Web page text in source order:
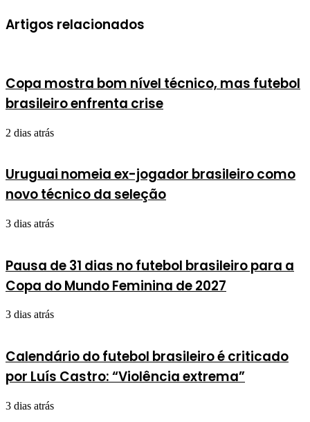
Artigos relacionados
Copa mostra bom nível técnico, mas futebol
brasileiro enfrenta crise
2 dias atrás
Uruguai nomeia ex-jogador brasileiro como
novo técnico da seleção
3 dias atrás
Pausa de 31 dias no futebol brasileiro para a
Copa do Mundo Feminina de 2027
3 dias atrás
Calendário do futebol brasileiro é criticado
por Luís Castro: “Violência extrema”
3 dias atrás